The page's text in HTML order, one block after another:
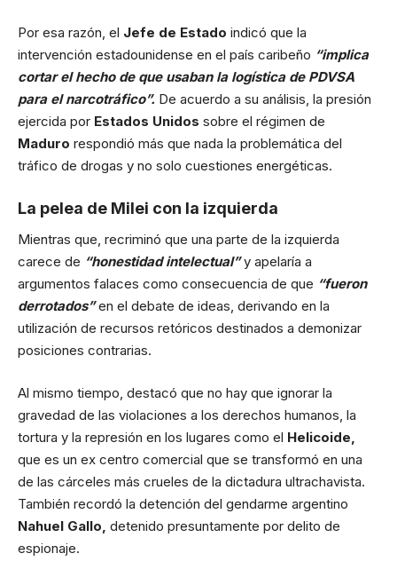
Por esa razón, el Jefe de Estado indicó que la
intervención estadounidense en el país caribeño “implica
cortar el hecho de que usaban la logística de PDVSA
para el narcotráfico”. De acuerdo a su análisis, la presión
ejercida por Estados Unidos sobre el régimen de
Maduro respondió más que nada la problemática del
tráfico de drogas y no solo cuestiones energéticas.
La pelea de Milei con la izquierda
Mientras que, recriminó que una parte de la izquierda
carece de “honestidad intelectual”y apelaría a
argumentos falaces como consecuencia de que “fueron
derrotados”en el debate de ideas, derivando en la
utilización de recursos retóricos destinados a demonizar
posiciones contrarias.
Al mismo tiempo, destacó que no hay que ignorar la
gravedad de las violaciones a los derechos humanos, la
tortura y la represión en los lugares como el Helicoide,
que es un ex centro comercial que se transformó en una
de las cárceles más crueles de la dictadura ultrachavista.
También recordó la detención del gendarme argentino
Nahuel Gallo, detenido presuntamente por delito de
espionaje.